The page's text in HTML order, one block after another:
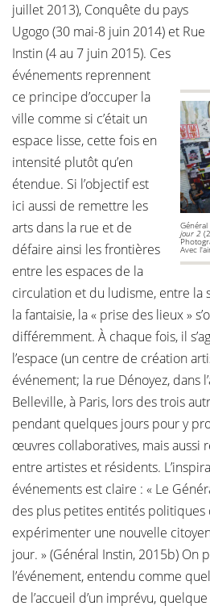
jour 2
Avec
juillet 2013), Conquête du pays
Ugogo (30 mai-8 juin 2014) et Rue
Instin (4 au 7 juin 2015). Ces
événements reprennent
ce principe d’occuper la
ville comme si c’était un
espace lisse, cette fois en
intensité plutôt qu’en
étendue. Si l’objectif est
ici aussi de remettre les
arts dans la rue et de
défaire ainsi les frontières
entre les espaces de la
circulation et du ludisme, entre la
la fantaisie, la « prise des lieux »
différemment. À chaque fois, il
l’espace (un centre de création
événement; la rue Dénoyez, dans
Belleville, à Paris, lors des trois
pendant quelques jours pour y
œuvres collaboratives, mais aussi
entre artistes et résidents.
événements est claire : « Le
des plus petites entités politiques
expérimenter une nouvelle
jour. » (Général Instin, 2015b) On
l’événement, entendu comme
de l’accueil d’un imprévu,